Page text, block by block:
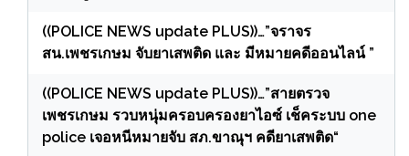
((POLICE NEWS update PLUS))…”จราจร
สน.เพชรเกษม จับยาเสพติด และ มีหมายคดีออนไลน์ ”
((POLICE NEWS update PLUS))…”สายตรวจ
เพชรเกษม รวบหนุ่มครอบครองยาไอซ์ เช็คระบบ one
police เจอหนีหมายจับ สภ.ขาณุฯ คดียาเสพติด“